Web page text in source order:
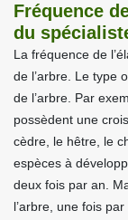
Fréquence
du
La fréquence de
de l’arbre. Le type
de l’arbre. Par
possèdent une
cèdre, le hêtre, le
espèces à
deux fois par an.
l’arbre, une fois